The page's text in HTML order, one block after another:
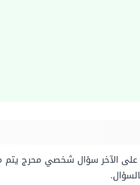
الآخر سؤال شخصي محرج يتم